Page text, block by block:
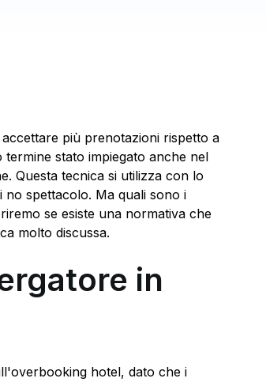
più prenotazioni rispetto a
stato impiegato anche nel
Questa tecnica si utilizza con lo
spettacolo. Ma quali sono i
se esiste una normativa che
molto discussa.
in
hotel, dato che i